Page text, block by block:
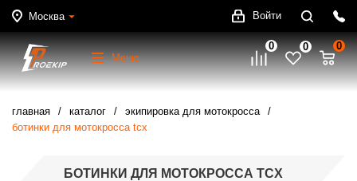
Москва Войти
Меню
0 0 0
главная каталог
экипировка для мотокросса
ботинки для мотокросса tcx
БОТИНКИ ДЛЯ МОТОКРОССА TCX